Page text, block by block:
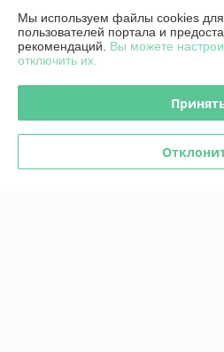
Показать все
Мы используем файлы cookies для
пользователей портала и
рекомендаций. Вы можете
отключить их.